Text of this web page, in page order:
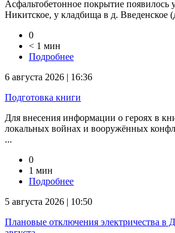
Асфальтобетонное покрытие появилось
Никитское, у кладбища в д. Введенское
0
< 1 мин
Подробнее
6 августа 2026 | 16:36
Подготовка книги
Для внесения информации о героях в
локальных войнах и вооружённых
...
0
1 мин
Подробнее
5 августа 2026 | 10:50
Плановые отключения электричества в